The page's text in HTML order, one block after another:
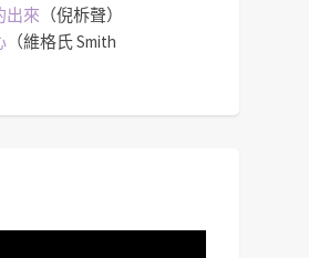
出來 （倪柝聲）
（維格氏 Smith